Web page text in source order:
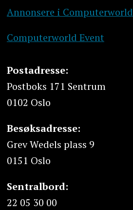
Annonsere i Computerworld
Computerworld Event
Postadresse:
Postboks 171 Sentrum
0102 Oslo
Besøksadresse:
Grev Wedels plass 9
0151 Oslo
Sentralbord:
22 05 30 00